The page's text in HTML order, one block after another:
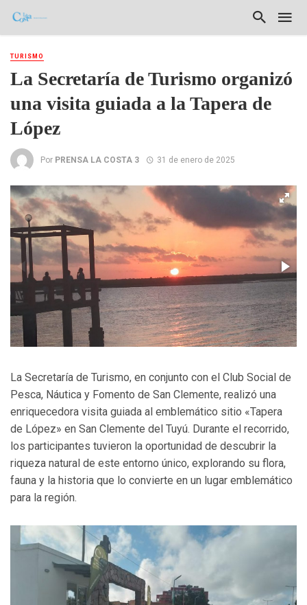
TURISMO
La Secretaría de Turismo organizó
una visita guiada a la Tapera de
López
Por PRENSA LA COSTA 3 31 de enero de 2025
La Secretaría de Turismo, en conjunto con el Club Social de
Pesca, Náutica y Fomento de San Clemente, realizó una
enriquecedora visita guiada al emblemático sitio «Tapera
de López» en San Clemente del Tuyú. Durante el recorrido,
los participantes tuvieron la oportunidad de descubrir la
riqueza natural de este entorno único, explorando su flora,
fauna y la historia que lo convierte en un lugar emblemático
para la región.